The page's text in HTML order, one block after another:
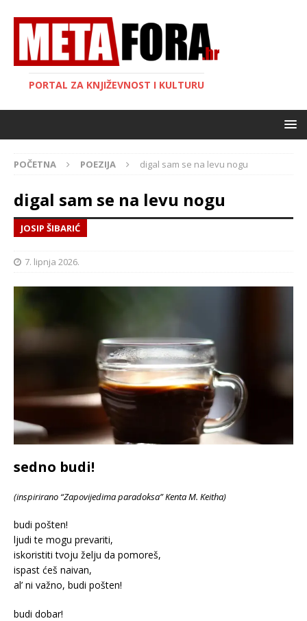
PORTAL ZA KNJIŽEVNOST I KULTURU
POČETNA POEZIJA digal sam se na levu nogu
digal sam se na levu nogu
JOSIP ŠIBARIĆ
7. lipnja 2026.
sedno budi!
(inspirirano “Zapovijedima paradoksa” Kenta M. Keitha)
budi pošten!
ljudi te mogu prevariti,
iskoristiti tvoju želju da pomoreš,
ispast ćeš naivan,
al’ ni važno, budi pošten!
budi dobar!